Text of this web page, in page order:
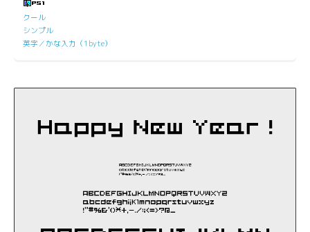
クール
シンプル
英字／かな入力（1byte）